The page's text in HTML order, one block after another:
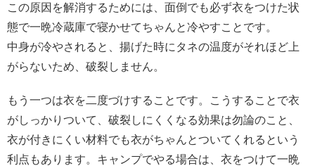
この原因を解消するためには、面倒でも必ず衣をつけた状
態で一晩冷蔵庫で寝かせてちゃんと冷やすことです。
中身が冷やされると、揚げた時にタネの温度がそれほど上
がらないため、破裂しません。
もう一つは衣を二度づけすることです。こうすることで衣
がしっかりついて、破裂しにくくなる効果は勿論のこと、
衣が付きにくい材料でも衣がちゃんとついてくれるという
利点もあります。キャンプでやる場合は、衣をつけて一晩